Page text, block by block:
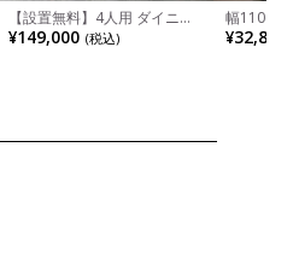
【設置無料】4人用 ダイニン
グテーブルセット 5点 LUGA
セラミックテーブル おしゃれ
¥149,000 (税込)
幅110cm
木目調 リ
付き 長方
¥32,800